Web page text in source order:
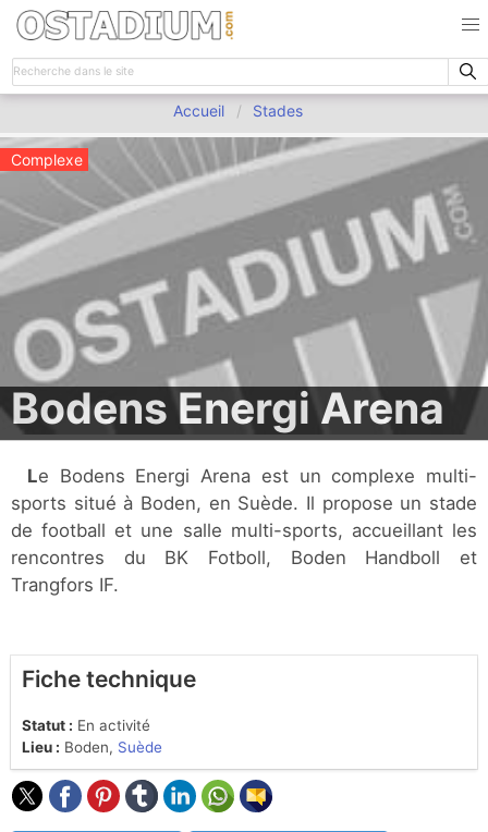
Accueil Stades
Complexe
Bodens Energi Arena
Le Bodens Energi Arena est un complexe multi-
sports situé à Boden, en Suède. Il propose un stade
de football et une salle multi-sports, accueillant les
rencontres du BK Fotboll, Boden Handboll et
Trangfors IF.
Fiche technique
Statut : En activité
Lieu : Boden, Suède